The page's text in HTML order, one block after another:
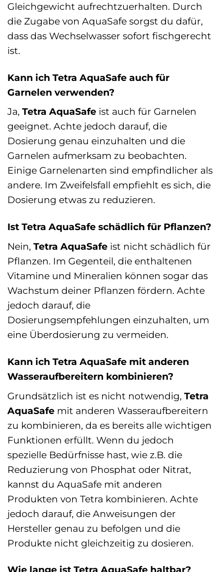
Gleichgewicht aufrechtzuerhalten. Durch
die Zugabe von AquaSafe sorgst du dafür,
dass das Wechselwasser sofort fischgerecht
ist.
Kann ich Tetra AquaSafe auch für
Garnelen verwenden?
Ja, Tetra AquaSafe ist auch für Garnelen
geeignet. Achte jedoch darauf, die
Dosierung genau einzuhalten und die
Garnelen aufmerksam zu beobachten.
Einige Garnelenarten sind empfindlicher als
andere. Im Zweifelsfall empfiehlt es sich, die
Dosierung etwas zu reduzieren.
Ist Tetra AquaSafe schädlich für Pflanzen?
Nein, Tetra AquaSafe ist nicht schädlich für
Pflanzen. Im Gegenteil, die enthaltenen
Vitamine und Mineralien können sogar das
Wachstum deiner Pflanzen fördern. Achte
jedoch darauf, die
Dosierungsempfehlungen einzuhalten, um
eine Überdosierung zu vermeiden.
Kann ich Tetra AquaSafe mit anderen
Wasseraufbereitern kombinieren?
Grundsätzlich ist es nicht notwendig, Tetra
AquaSafe mit anderen Wasseraufbereitern
zu kombinieren, da es bereits alle wichtigen
Funktionen erfüllt. Wenn du jedoch
spezielle Bedürfnisse hast, wie z.B. die
Reduzierung von Phosphat oder Nitrat,
kannst du AquaSafe mit anderen
Produkten von Tetra kombinieren. Achte
jedoch darauf, die Anweisungen der
Hersteller genau zu befolgen und die
Produkte nicht gleichzeitig zu dosieren.